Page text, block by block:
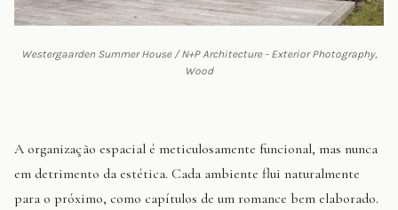
Westergaarden Summer House / N+P Architecture - Exterior Photography,
Wood
A organização espacial é meticulosamente funcional, mas nunca
em detrimento da estética. Cada ambiente flui naturalmente
para o próximo, como capítulos de um romance bem elaborado.